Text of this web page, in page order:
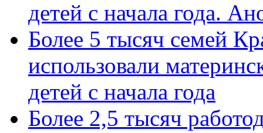
детей с начала года.
Более 5 тысяч семей
использовали
детей с начала года
Более 2,5 тысяч